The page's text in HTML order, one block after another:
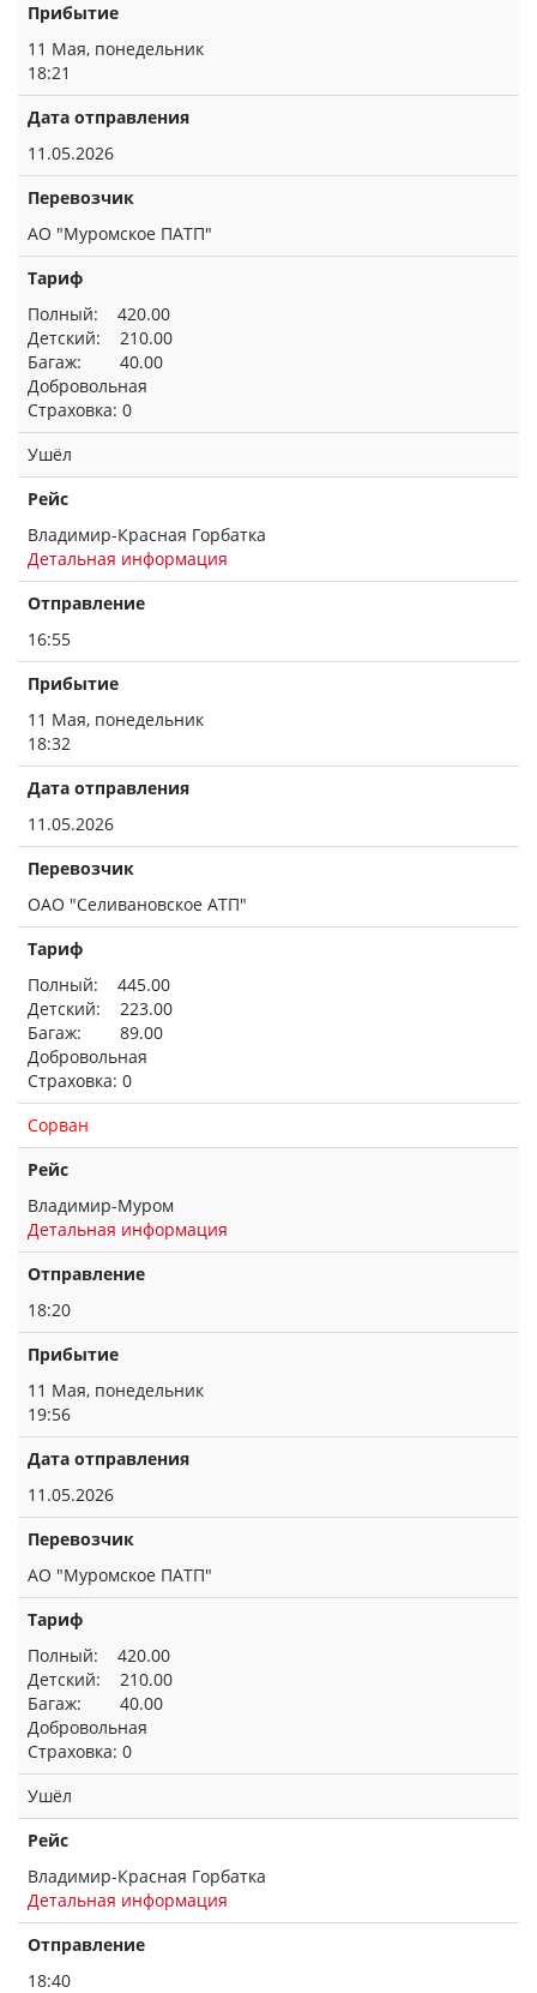
Прибытие
11 Мая, понедельник
18:21
Дата отправления
11.05.2026
Перевозчик
АО "Муромское ПАТП"
Тариф
Полный: 420.00
Детский: 210.00
Багаж: 40.00
Добровольная
Страховка: 0
Ушёл
Рейс
Владимир-Красная Горбатка
Детальная информация
Отправление
16:55
Прибытие
11 Мая, понедельник
18:32
Дата отправления
11.05.2026
Перевозчик
ОАО "Селивановское АТП"
Тариф
Полный: 445.00
Детский: 223.00
Багаж: 89.00
Добровольная
Страховка: 0
Сорван
Рейс
Владимир-Муром
Детальная информация
Отправление
18:20
Прибытие
11 Мая, понедельник
19:56
Дата отправления
11.05.2026
Перевозчик
АО "Муромское ПАТП"
Тариф
Полный: 420.00
Детский: 210.00
Багаж: 40.00
Добровольная
Страховка: 0
Ушёл
Рейс
Владимир-Красная Горбатка
Детальная информация
Отправление
18:40